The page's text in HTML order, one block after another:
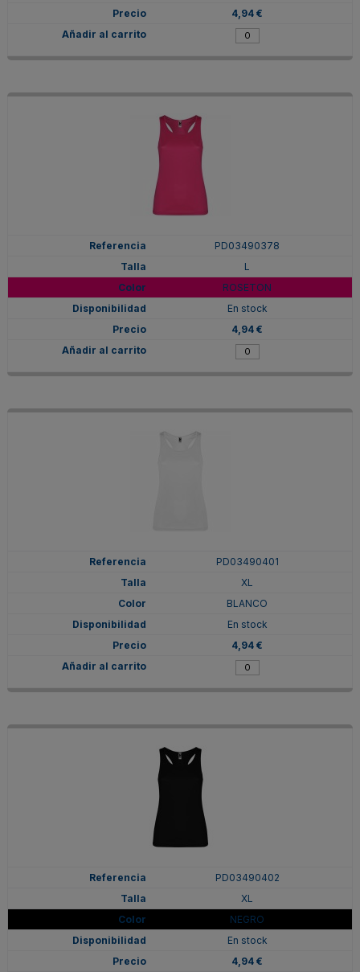
4,94 €
PD03490378
L
ROSETON
En stock
4,94 €
PD03490401
XL
BLANCO
En stock
4,94 €
PD03490402
XL
NEGRO
En stock
4,94 €